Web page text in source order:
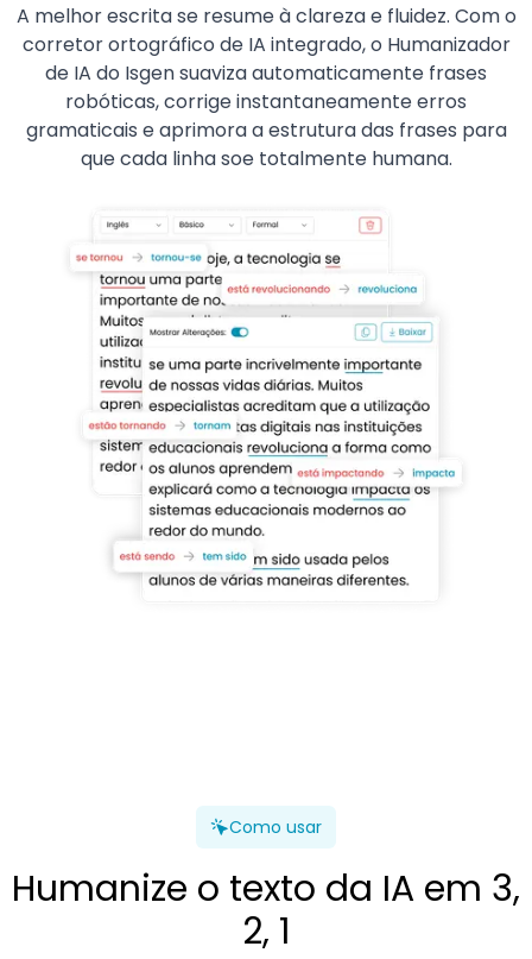
A melhor escrita se resume à clareza e fluidez. Com o
corretor ortográfico de IA integrado, o Humanizador
de IA do Isgen suaviza automaticamente frases
robóticas, corrige instantaneamente erros
gramaticais e aprimora a estrutura das frases para
que cada linha soe totalmente humana.
Como usar
Humanize o texto da IA ​​em 3,
2, 1